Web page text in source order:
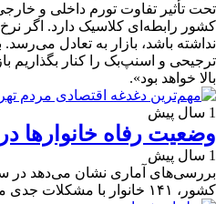
تحت تأثیر تفاوت تورم داخلی و
کشور رابطه‌ای کلاسیک دارد. اگر نرخ
نداشته باشد، بازار به تعادل
ترجیحی و اسنپ‌بک را کنار بگذاریم
بالا خواهد بود».
1 سال پیش
وضعیت رفاه خانوارها
1 سال پیش
کشور، ۱۴۱ خانوار با مشکلات جدی معیشتی مواجه بوده‌اند.